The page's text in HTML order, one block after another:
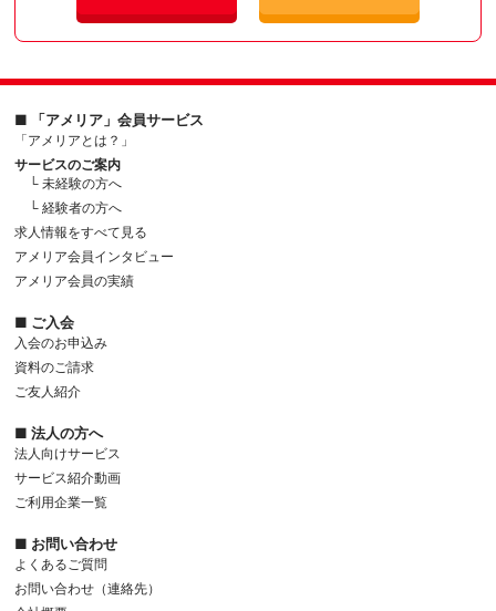
■ 「アメリア」会員サービス
「アメリアとは？」
サービスのご案内
└ 未経験の方へ
└ 経験者の方へ
求人情報をすべて見る
アメリア会員インタビュー
アメリア会員の実績
■ ご入会
入会のお申込み
資料のご請求
ご友人紹介
■ 法人の方へ
法人向けサービス
サービス紹介動画
ご利用企業一覧
■ お問い合わせ
よくあるご質問
お問い合わせ（連絡先）